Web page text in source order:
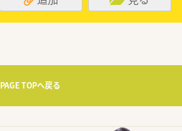
PAGE TOPへ戻る